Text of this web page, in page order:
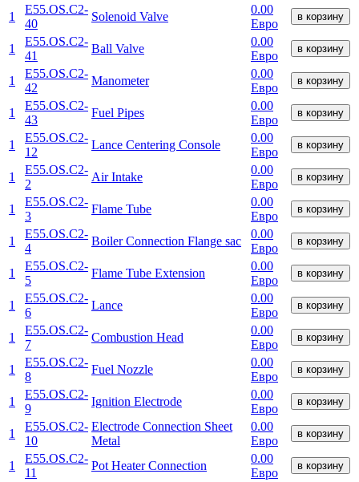
1
E55.OS.C2-
40
Solenoid Valve
0.00
Евро
в корзину
1
E55.OS.C2-
41
Ball Valve
0.00
Евро
в корзину
1
E55.OS.C2-
42
Manometer
0.00
Евро
в корзину
1
E55.OS.C2-
43
Fuel Pipes
0.00
Евро
в корзину
1
E55.OS.C2-
12
Lance Centering Console
0.00
Евро
в корзину
1
E55.OS.C2-
2
Air Intake
0.00
Евро
в корзину
1
E55.OS.C2-
3
Flame Tube
0.00
Евро
в корзину
1
E55.OS.C2-
4
Boiler Connection Flange sac
0.00
Евро
в корзину
1
E55.OS.C2-
5
Flame Tube Extension
0.00
Евро
в корзину
1
E55.OS.C2-
6
Lance
0.00
Евро
в корзину
1
E55.OS.C2-
7
Combustion Head
0.00
Евро
в корзину
1
E55.OS.C2-
8
Fuel Nozzle
0.00
Евро
в корзину
1
E55.OS.C2-
9
Ignition Electrode
0.00
Евро
в корзину
1
E55.OS.C2-
10
Electrode Connection Sheet
Metal
0.00
Евро
в корзину
1
E55.OS.C2-
11
Pot Heater Connection
0.00
Евро
в корзину